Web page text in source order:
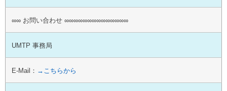
∞∞ お問い合わせ ∞∞∞∞∞∞∞∞∞∞∞∞∞∞
UMTP 事務局
E-Mail： →こちらから